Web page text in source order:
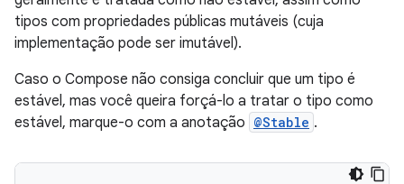
tipos com propriedades públicas mutáveis (cuja
implementação pode ser imutável).
Caso o Compose não consiga concluir que um tipo é
estável, mas você queira forçá-lo a tratar o tipo como
estável, marque-o com a anotação @Stable .